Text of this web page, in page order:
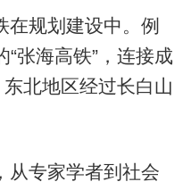
在规划建设中。例
张海高铁”，连接成
北地区经过长白山
从专家学者到社会